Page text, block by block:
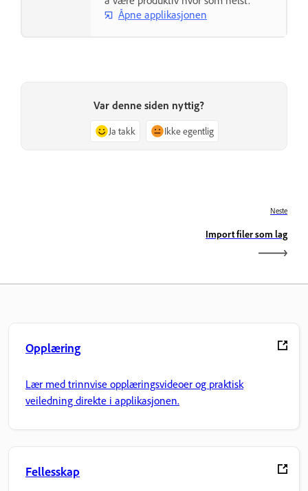
Åpne applikasjonen
Var denne siden nyttig?
Ja takk Ikke egentlig
Neste
Import filer som lag
Opplæring
Lær med trinnvise opplæringsvideoer og praktisk
veiledning direkte i applikasjonen.
Fellesskap